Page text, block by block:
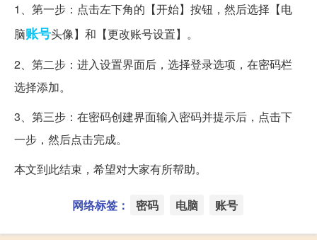
1、第一步：点击左下角的【开始】按钮，然后选择【电
脑账号头像】和【更改账号设置】。
2、第二步：进入设置界面后，选择登录选项，在密码栏
选择添加。
3、第三步：在密码创建界面输入密码并提示后，点击下
一步，然后点击完成。
本文到此结束，希望对大家有所帮助。
网络标签： 密码 电脑 账号